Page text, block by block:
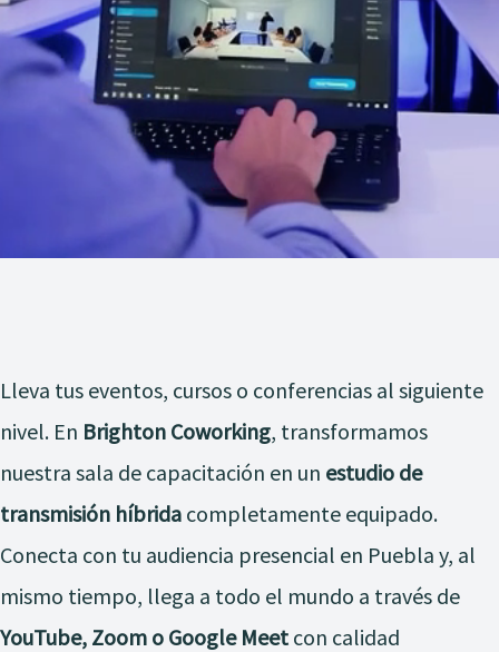
Lleva tus eventos, cursos o conferencias al siguiente
nivel. En Brighton Coworking, transformamos
nuestra sala de capacitación en un estudio de
transmisión híbrida completamente equipado.
Conecta con tu audiencia presencial en Puebla y, al
mismo tiempo, llega a todo el mundo a través de
YouTube, Zoom o Google Meet con calidad